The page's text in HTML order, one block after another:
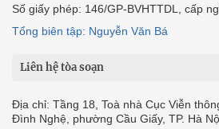
Số giấy phép: 146/GP-BVHTTDL, cấp
Tổng biên tập: Nguyễn Văn Bá
Liên hệ tòa soạn
Địa chỉ: Tầng 18, Toà nhà Cục Viễn
Đình Nghệ, phường Cầu Giấy, TP. Hà